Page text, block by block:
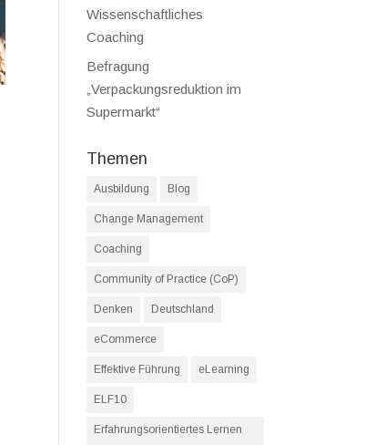
Wissenschaftliches
Coaching
Befragung
„Verpackungsreduktion im
Supermarkt“
Themen
Ausbildung Blog
Change Management
Coaching
Community of Practice (CoP)
Denken Deutschland
eCommerce
Effektive Führung eLearning
ELF10
Erfahrungsorientiertes Lernen